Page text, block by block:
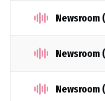
Newsroom
Newsroom
Newsroom